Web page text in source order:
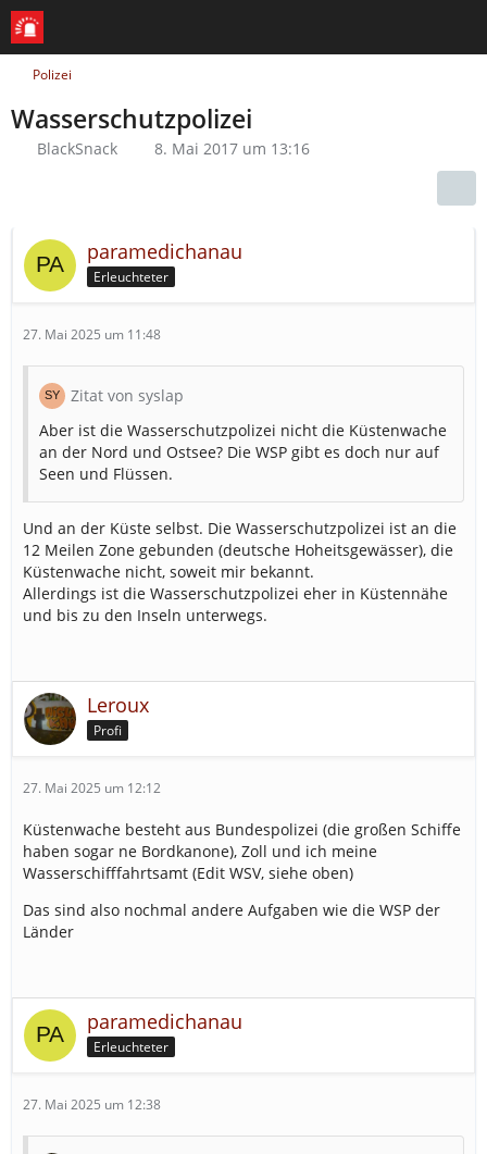
Polizei
Wasserschutzpolizei
BlackSnack 8. Mai 2017 um 13:16
paramedichanau
Erleuchteter
27. Mai 2025 um 11:48
Zitat von syslap
Aber ist die Wasserschutzpolizei nicht die Küstenwache
an der Nord und Ostsee? Die WSP gibt es doch nur auf
Seen und Flüssen.
Und an der Küste selbst. Die Wasserschutzpolizei ist an die
12 Meilen Zone gebunden (deutsche Hoheitsgewässer), die
Küstenwache nicht, soweit mir bekannt.
Allerdings ist die Wasserschutzpolizei eher in Küstennähe
und bis zu den Inseln unterwegs.
Leroux
Profi
27. Mai 2025 um 12:12
Küstenwache besteht aus Bundespolizei (die großen Schiffe
haben sogar ne Bordkanone), Zoll und ich meine
Wasserschifffahrtsamt (Edit WSV, siehe oben)
Das sind also nochmal andere Aufgaben wie die WSP der
Länder
paramedichanau
Erleuchteter
27. Mai 2025 um 12:38